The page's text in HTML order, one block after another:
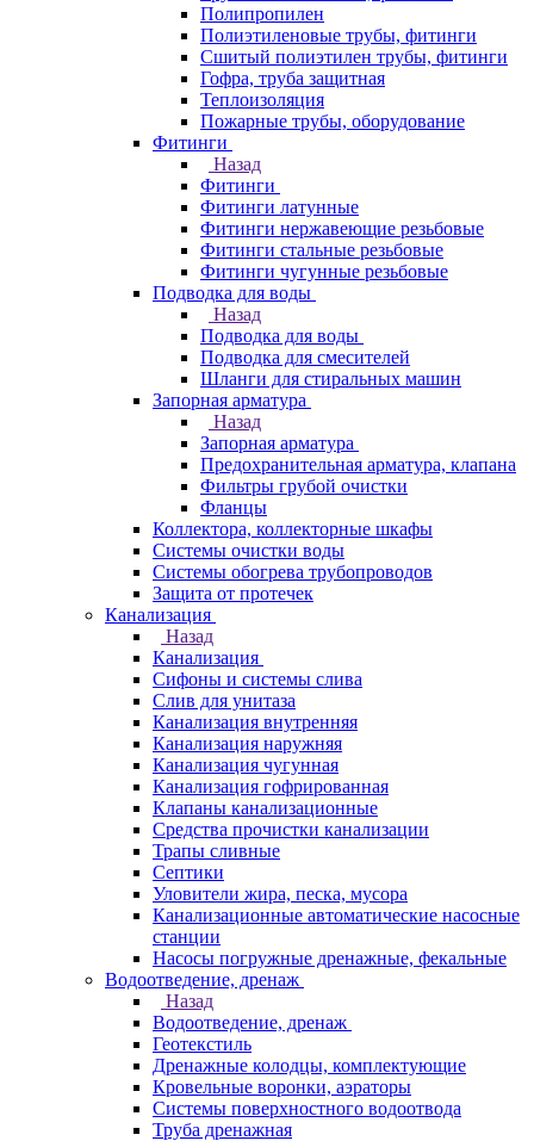
Полипропилен
Полиэтиленовые трубы, фитинги
Сшитый полиэтилен трубы, фитинги
Гофра, труба защитная
Теплоизоляция
Пожарные трубы, оборудование
Фитинги
Назад
Фитинги
Фитинги латунные
Фитинги нержавеющие резьбовые
Фитинги стальные резьбовые
Фитинги чугунные резьбовые
Подводка для воды
Назад
Подводка для воды
Подводка для смесителей
Шланги для стиральных машин
Запорная арматура
Назад
Запорная арматура
Предохранительная арматура, клапана
Фильтры грубой очистки
Фланцы
Коллектора, коллекторные шкафы
Системы очистки воды
Системы обогрева трубопроводов
Защита от протечек
Канализация
Назад
Канализация
Сифоны и системы слива
Слив для унитаза
Канализация внутренняя
Канализация наружняя
Канализация чугунная
Канализация гофрированная
Клапаны канализационные
Средства прочистки канализации
Трапы сливные
Септики
Уловители жира, песка, мусора
Канализационные автоматические насосные
станции
Насосы погружные дренажные, фекальные
Водоотведение, дренаж
Назад
Водоотведение, дренаж
Геотекстиль
Дренажные колодцы, комплектующие
Кровельные воронки, аэраторы
Системы поверхностного водоотвода
Труба дренажная